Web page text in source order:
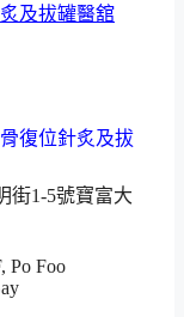
及拔罐醫舘
街1-5號寶富大
Po Foo